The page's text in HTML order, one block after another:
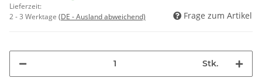
Lieferzeit:
2 - 3 Werktage (DE - Ausland abweichend) Frage zum Artikel
Stk.